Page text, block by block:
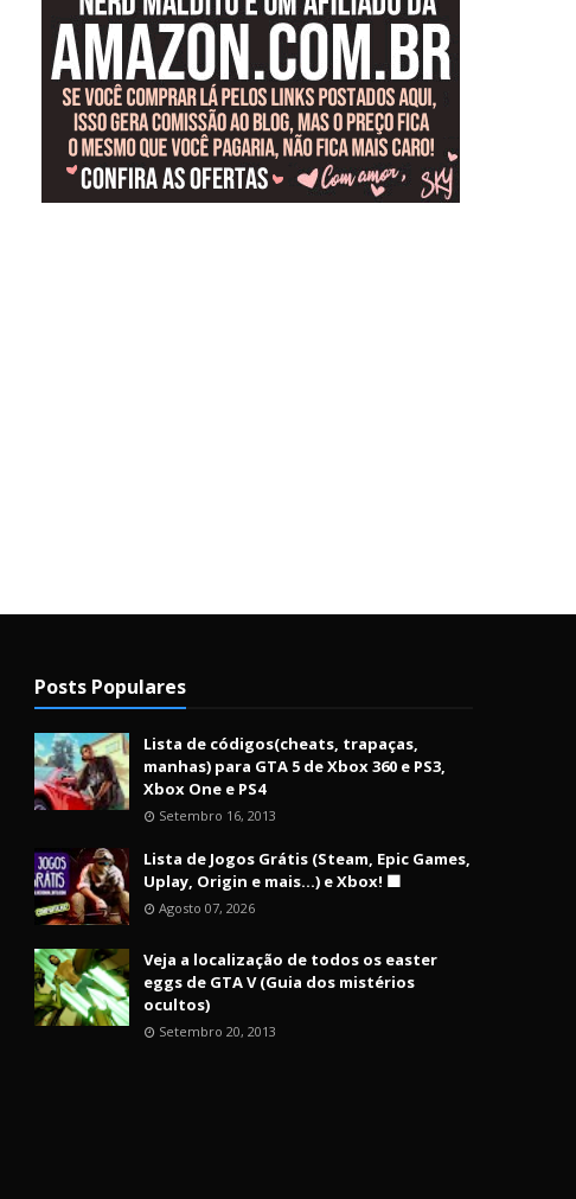
Posts Populares
Lista de códigos(cheats, trapaças,
manhas) para GTA 5 de Xbox 360 e PS3,
Xbox One e PS4
Setembro 16, 2013
Lista de Jogos Grátis (Steam, Epic Games,
Uplay, Origin e mais...) e Xbox! 🟩
Agosto 07, 2026
Veja a localização de todos os easter
eggs de GTA V (Guia dos mistérios
ocultos)
Setembro 20, 2013